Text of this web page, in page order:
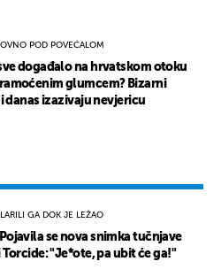
POD POVEĆALOM
događalo na hrvatskom otoku
glumcem? Bizarni
danas izazivaju nevjericu
GA DOK JE LEŽAO
se nova snimka tučnjave
Torcide: "Je*ote, pa ubit će ga!"